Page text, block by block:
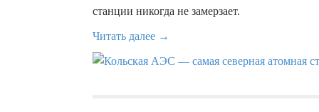
станции никогда не замерзает.
Читать далее →